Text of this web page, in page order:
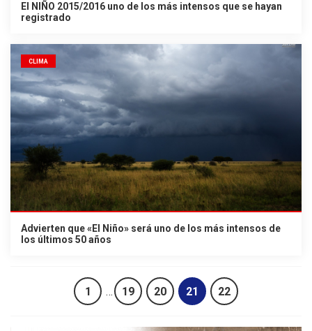
El NIÑO 2015/2016 uno de los más intensos que se hayan
registrado
CLIMA
Advierten que «El Niño» será uno de los más intensos de
los últimos 50 años
1 … 19 20 21 22